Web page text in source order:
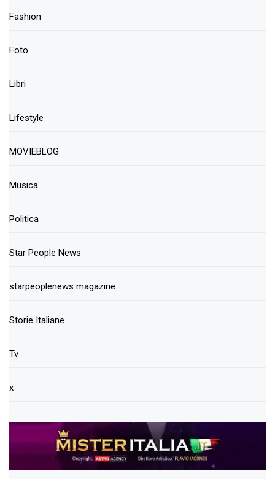
Fashion
Foto
Libri
Lifestyle
MOVIEBLOG
Musica
Politica
Star People News
starpeoplenews magazine
Storie Italiane
Tv
x